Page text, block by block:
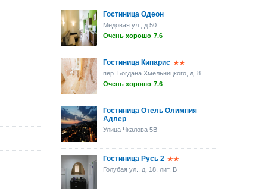
Гостиница Одеон
Медовая ул., д.50
Очень хорошо 7.6
Гостиница Кипарис
пер. Богдана Хмельницкого, д. 8
Очень хорошо 7.6
Гостиница Отель Олимпия
Адлер
Улица Чкалова 5B
Гостиница Русь 2
Голубая ул., д. 18, лит. В